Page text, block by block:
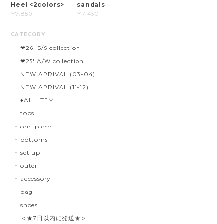
Heel <2colors>
¥7,850
sandals
¥7,450
CATEGORY
❤︎26' S/S collection
❤︎25' A/W collection
NEW ARRIVAL (03-04)
NEW ARRIVAL (11-12)
♦︎ALL ITEM
tops
one-piece
bottoms
set up
outer
accessory
bag
shoes
＜★7日以内に発送★＞